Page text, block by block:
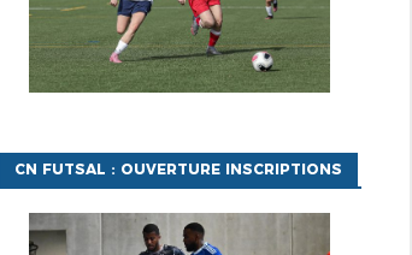
CN FUTSAL : OUVERTURE INSCRIPTIONS